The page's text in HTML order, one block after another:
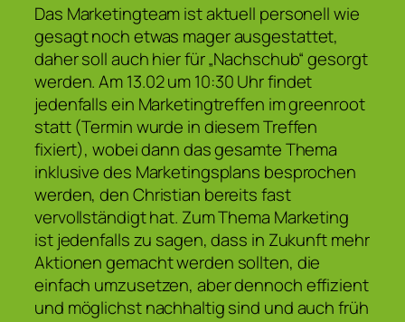
Das Marketingteam ist aktuell personell wie
gesagt noch etwas mager ausgestattet,
daher soll auch hier für „Nachschub“ gesorgt
werden. Am 13.02 um 10:30 Uhr findet
jedenfalls ein Marketingtreffen im greenroot
statt (Termin wurde in diesem Treffen
fixiert), wobei dann das gesamte Thema
inklusive des Marketingsplans besprochen
werden, den Christian bereits fast
vervollständigt hat. Zum Thema Marketing
ist jedenfalls zu sagen, dass in Zukunft mehr
Aktionen gemacht werden sollten, die
einfach umzusetzen, aber dennoch effizient
und möglichst nachhaltig sind und auch früh